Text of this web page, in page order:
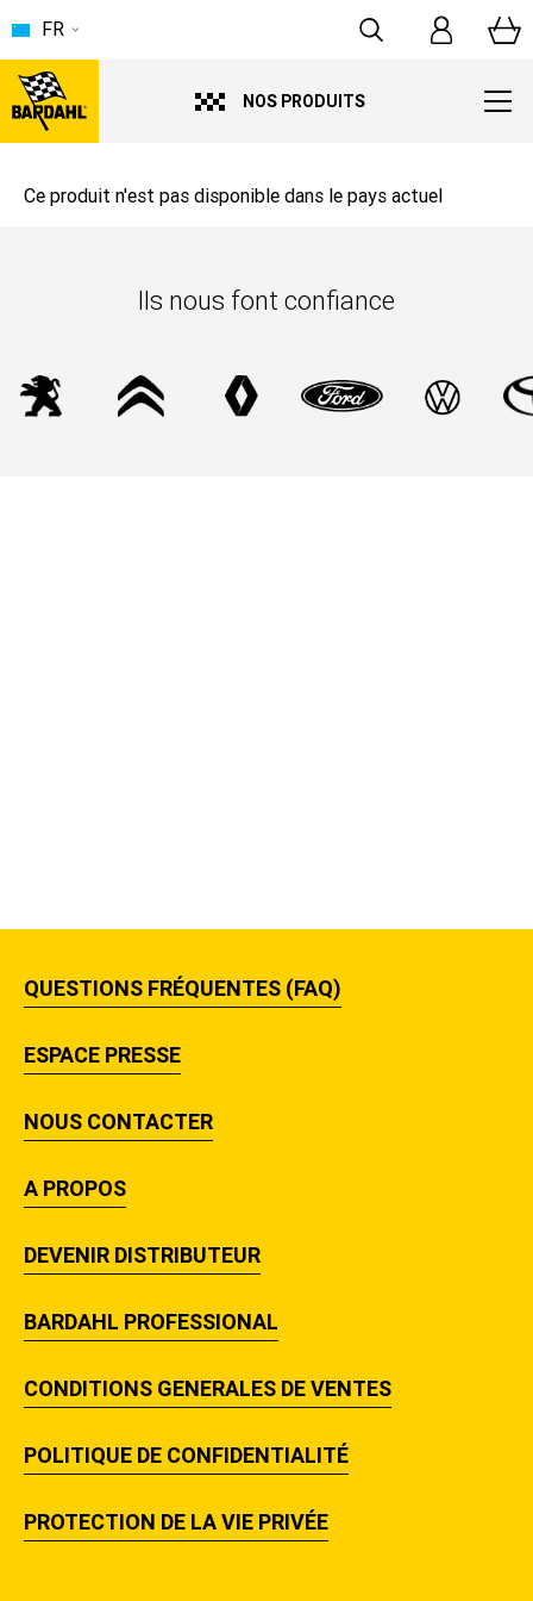
NOS PRODUITS
FR
Ce produit n'est pas disponible dans le pays actuel
Ils nous font confiance
QUESTIONS FRÉQUENTES (FAQ)
ESPACE PRESSE
NOUS CONTACTER
A PROPOS
DEVENIR DISTRIBUTEUR
BARDAHL PROFESSIONAL
CONDITIONS GENERALES DE VENTES
POLITIQUE DE CONFIDENTIALITÉ
PROTECTION DE LA VIE PRIVÉE